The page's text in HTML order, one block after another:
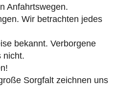
Anfahrtswegen.
Wir betrachten jedes
bekannt. Verborgene
nicht.
Sorgfalt zeichnen uns